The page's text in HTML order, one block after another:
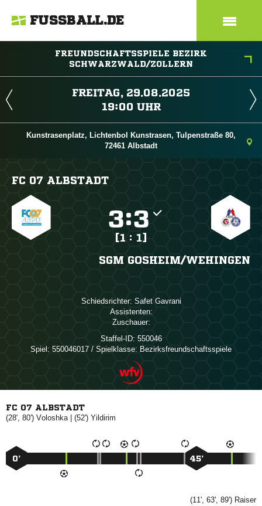
FUSSBALL.DE
FREUNDSCHAFTSSPIELE BEZIRK
SCHWARZWALD/ZOLLERN
 
 
Kunstrasenplatz, Lichtenbol Kunstrasen, Tulpenstraße 80,
72461 Albstadt
FC 07 ALBSTADT
:
[1 : 1]
SGM GOSHEIM/​WEHINGEN
Schiedsrichter:  
Assistenten:
Zuschauer:
Staffel-ID: 550046
Spiel: 550046017 / Spielklasse: Bezirksfreundschaftsspiele
FC 07 ALBSTADT
(28', 80') | (52') 
0’ 45’
(11', 63', 89') 